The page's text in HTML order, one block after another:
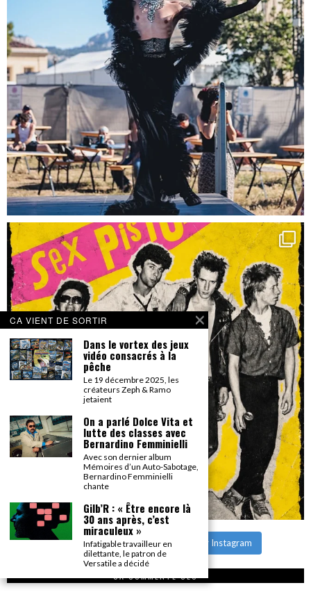
CHARGER PLUS Suivre sur Instagram
CA COMMENTE SEC
CA VIENT DE SORTIR
Dans le vortex des jeux
vidéo consacrés à la
pêche
Le 19 décembre 2025, les
créateurs Zeph & Ramo
jetaient
On a parlé Dolce Vita et
lutte des classes avec
Bernardino Femminielli
Avec son dernier album
Mémoires d’un Auto-Sabotage,
Bernardino Femminielli
chante
Gilb’R : « Être encore là
30 ans après, c’est
miraculeux »
Infatigable travailleur en
dilettante, le patron de
Versatile a décidé